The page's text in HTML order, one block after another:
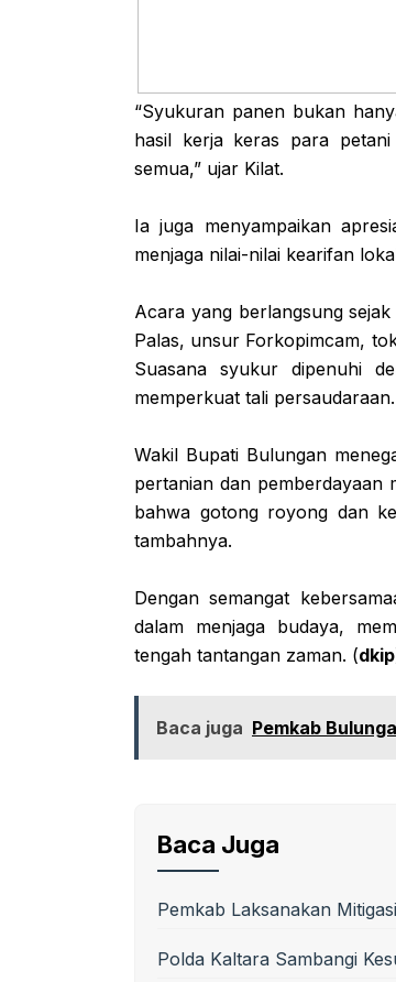
“Syukuran panen bukan
hasil kerja keras para
semua,” ujar Kilat.
Ia juga menyampaikan
menjaga nilai-nilai kearifan
Acara yang berlangsung
Palas, unsur Forkopimcam,
Suasana syukur dipenuhi
memperkuat tali persaudaraan.
Wakil Bupati Bulungan
pertanian dan pemberdayaan
bahwa gotong royong dan
tambahnya.
Dengan semangat
dalam menjaga budaya,
tengah tantangan zaman. (dkip
Baca juga Pemkab
Baca Juga
Pemkab Laksanakan
Polda Kaltara Sambangi